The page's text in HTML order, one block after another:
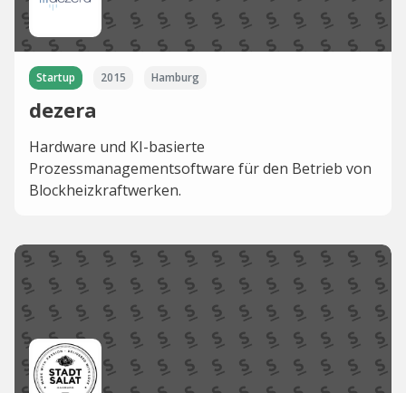
Startup 2015 Hamburg
dezera
Hardware und KI-basierte
Prozessmanagementsoftware für den Betrieb von
Blockheizkraftwerken.